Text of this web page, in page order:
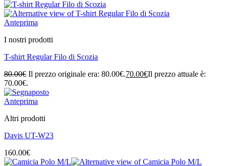
Anteprima
I nostri prodotti
T-shirt Regular Filo di Scozia
80.00€ Il prezzo originale era: 80.00€.70.00€Il prezzo attuale è:
70.00€.
Anteprima
Altri prodotti
Davis UT-W23
160.00€